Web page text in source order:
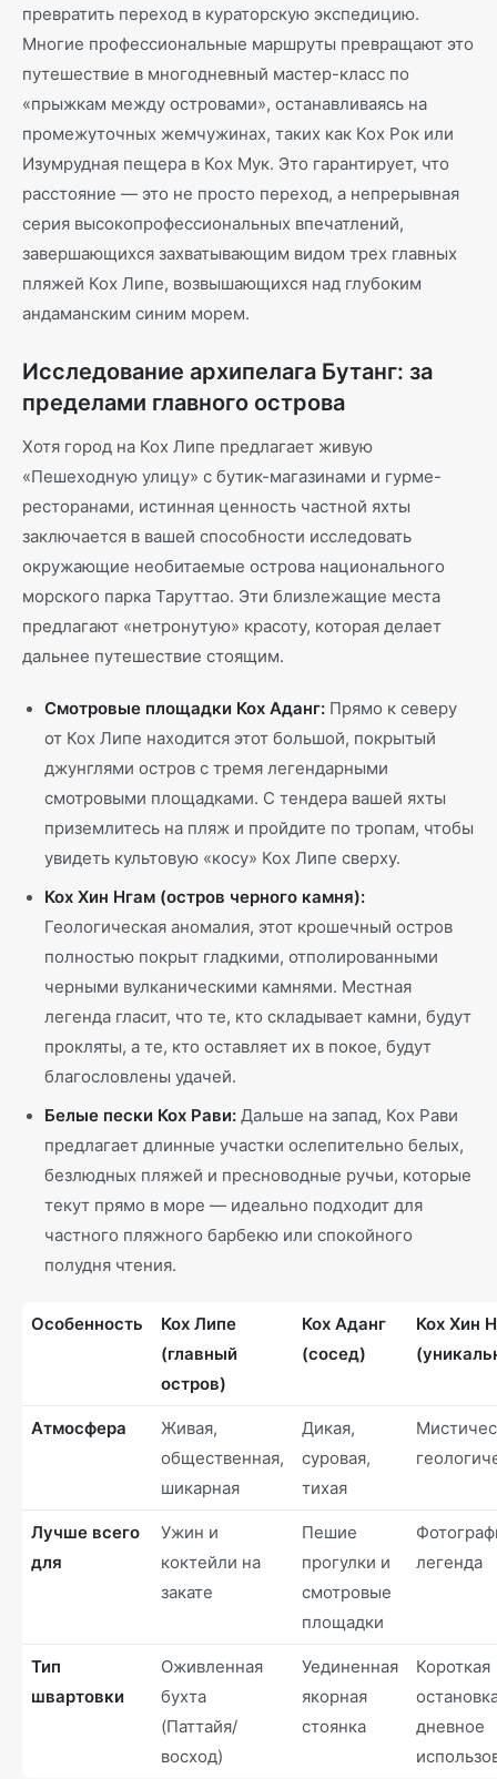
превратить переход в кураторскую экспедицию.
Многие профессиональные маршруты превращают это
путешествие в многодневный мастер-класс по
«прыжкам между островами», останавливаясь на
промежуточных жемчужинах, таких как Кох Рок или
Изумрудная пещера в Кох Мук. Это гарантирует, что
расстояние — это не просто переход, а непрерывная
серия высокопрофессиональных впечатлений,
завершающихся захватывающим видом трех главных
пляжей Кох Липе, возвышающихся над глубоким
андаманским синим морем.
Исследование архипелага Бутанг: за
пределами главного острова
Хотя город на Кох Липе предлагает живую
«Пешеходную улицу» с бутик-магазинами и гурме-
ресторанами, истинная ценность частной яхты
заключается в вашей способности исследовать
окружающие необитаемые острова национального
морского парка Таруттао. Эти близлежащие места
предлагают «нетронутую» красоту, которая делает
дальнее путешествие стоящим.
Смотровые площадки Кох Аданг: Прямо к северу
от Кох Липе находится этот большой, покрытый
джунглями остров с тремя легендарными
смотровыми площадками. С тендера вашей яхты
приземлитесь на пляж и пройдите по тропам, чтобы
увидеть культовую «косу» Кох Липе сверху.
Кох Хин Нгам (остров черного камня):
Геологическая аномалия, этот крошечный остров
полностью покрыт гладкими, отполированными
черными вулканическими камнями. Местная
легенда гласит, что те, кто складывает камни, будут
прокляты, а те, кто оставляет их в покое, будут
благословлены удачей.
Белые пески Кох Рави: Дальше на запад, Кох Рави
предлагает длинные участки ослепительно белых,
безлюдных пляжей и пресноводные ручьи, которые
текут прямо в море — идеально подходит для
частного пляжного барбекю или спокойного
полудня чтения.
Особенность
Кох Липе
(главный
остров)
Кох Аданг
(сосед)
Кох Хин
Атмосфера
Живая,
общественная,
шикарная
Дикая,
суровая,
тихая
Лучше всего
для
Ужин и
коктейли на
закате
Пешие
прогулки и
смотровые
площадки
легенда
Тип
швартовки
Оживленная
бухта
(Паттайя/
восход)
Уединенная
якорная
стоянка
Короткая
дневное